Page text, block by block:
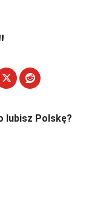
lubisz Polskę?